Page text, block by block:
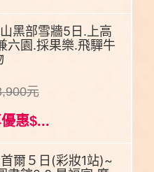
黑部雪牆5日.上高
六園.採果樂.飛驒牛
元
惠$...
爾５日(彩妝1站)~